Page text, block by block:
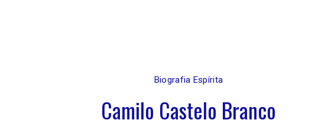
Biografia Espírita
Camilo Castelo Branco